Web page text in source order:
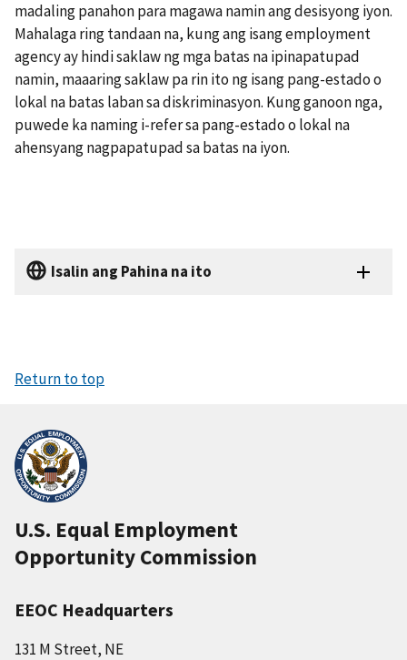
madaling panahon para magawa namin ang desisyong iyon.
Mahalaga ring tandaan na, kung ang isang employment
agency ay hindi saklaw ng mga batas na ipinapatupad
namin, maaaring saklaw pa rin ito ng isang pang-estado o
lokal na batas laban sa diskriminasyon. Kung ganoon nga,
puwede ka naming i-refer sa pang-estado o lokal na
ahensyang nagpapatupad sa batas na iyon.
Isalin ang Pahina na ito
Return to top
U.S. Equal Employment
Opportunity Commission
EEOC Headquarters
131 M Street, NE